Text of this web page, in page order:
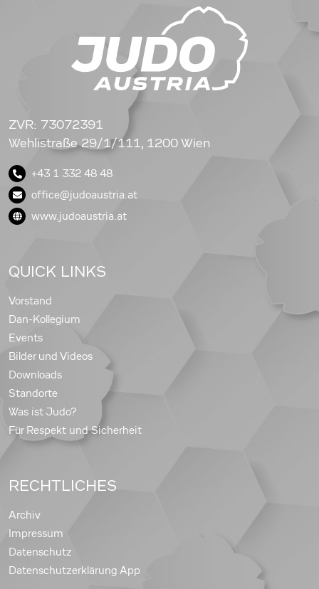
ZVR: 73072391
Wehlistraße 29/1/111, 1200 Wien
+43 1 332 48 48
office@judoaustria.at
www.judoaustria.at
QUICK LINKS
Vorstand
Dan-Kollegium
Events
Bilder und Videos
Downloads
Standorte
Was ist Judo?
Für Respekt und Sicherheit
RECHTLICHES
Archiv
Impressum
Datenschutz
Datenschutzerklärung App